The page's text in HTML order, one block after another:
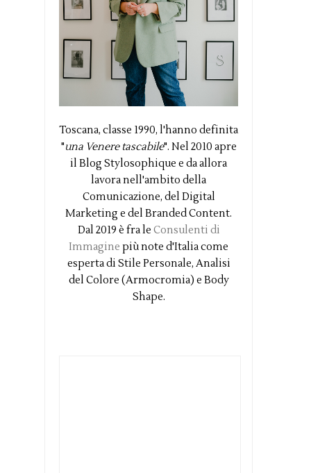
Toscana, classe 1990, l'hanno definita
"una Venere tascabile". Nel 2010 apre
il Blog Stylosophique e da allora
lavora nell'ambito della
Comunicazione, del Digital
Marketing e del Branded Content.
Dal 2019 è fra le Consulenti di
Immagine più note d'Italia come
esperta di Stile Personale, Analisi
del Colore (Armocromia) e Body
Shape.